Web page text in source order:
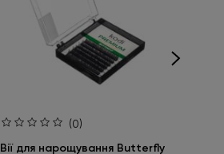
(0)
Вії для нарощування Butterfly